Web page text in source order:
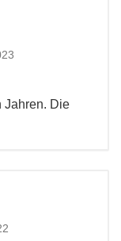
Jahren. Die